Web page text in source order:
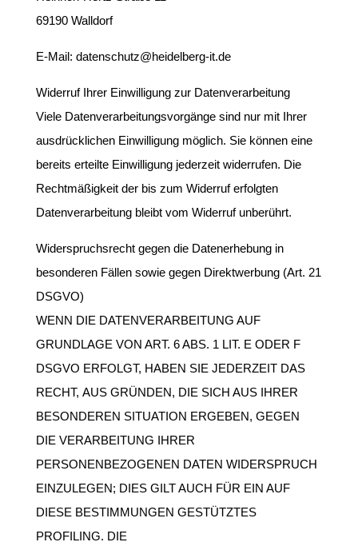
69190 Walldorf
E-Mail: datenschutz@heidelberg-it.de
Widerruf Ihrer Einwilligung zur Datenverarbeitung
Viele Datenverarbeitungsvorgänge sind nur mit Ihrer
ausdrücklichen Einwilligung möglich. Sie können eine
bereits erteilte Einwilligung jederzeit widerrufen. Die
Rechtmäßigkeit der bis zum Widerruf erfolgten
Datenverarbeitung bleibt vom Widerruf unberührt.
Widerspruchsrecht gegen die Datenerhebung in
besonderen Fällen sowie gegen Direktwerbung (Art. 21
DSGVO)
WENN DIE DATENVERARBEITUNG AUF
GRUNDLAGE VON ART. 6 ABS. 1 LIT. E ODER F
DSGVO ERFOLGT, HABEN SIE JEDERZEIT DAS
RECHT, AUS GRÜNDEN, DIE SICH AUS IHRER
BESONDEREN SITUATION ERGEBEN, GEGEN
DIE VERARBEITUNG IHRER
PERSONENBEZOGENEN DATEN WIDERSPRUCH
EINZULEGEN; DIES GILT AUCH FÜR EIN AUF
DIESE BESTIMMUNGEN GESTÜTZTES
PROFILING. DIE